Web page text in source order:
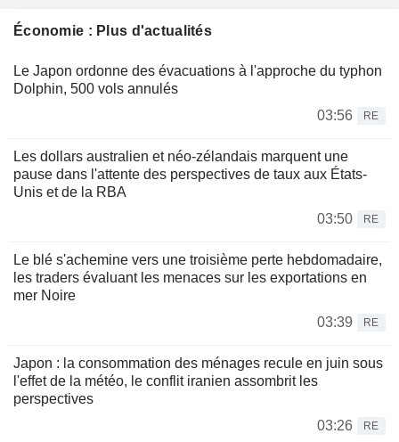
Économie : Plus d'actualités
Le Japon ordonne des évacuations à l'approche du typhon
Dolphin, 500 vols annulés
03:56
RE
Les dollars australien et néo-zélandais marquent une
pause dans l'attente des perspectives de taux aux États-
Unis et de la RBA
03:50
RE
Le blé s'achemine vers une troisième perte hebdomadaire,
les traders évaluant les menaces sur les exportations en
mer Noire
03:39
RE
Japon : la consommation des ménages recule en juin sous
l'effet de la météo, le conflit iranien assombrit les
perspectives
03:26
RE